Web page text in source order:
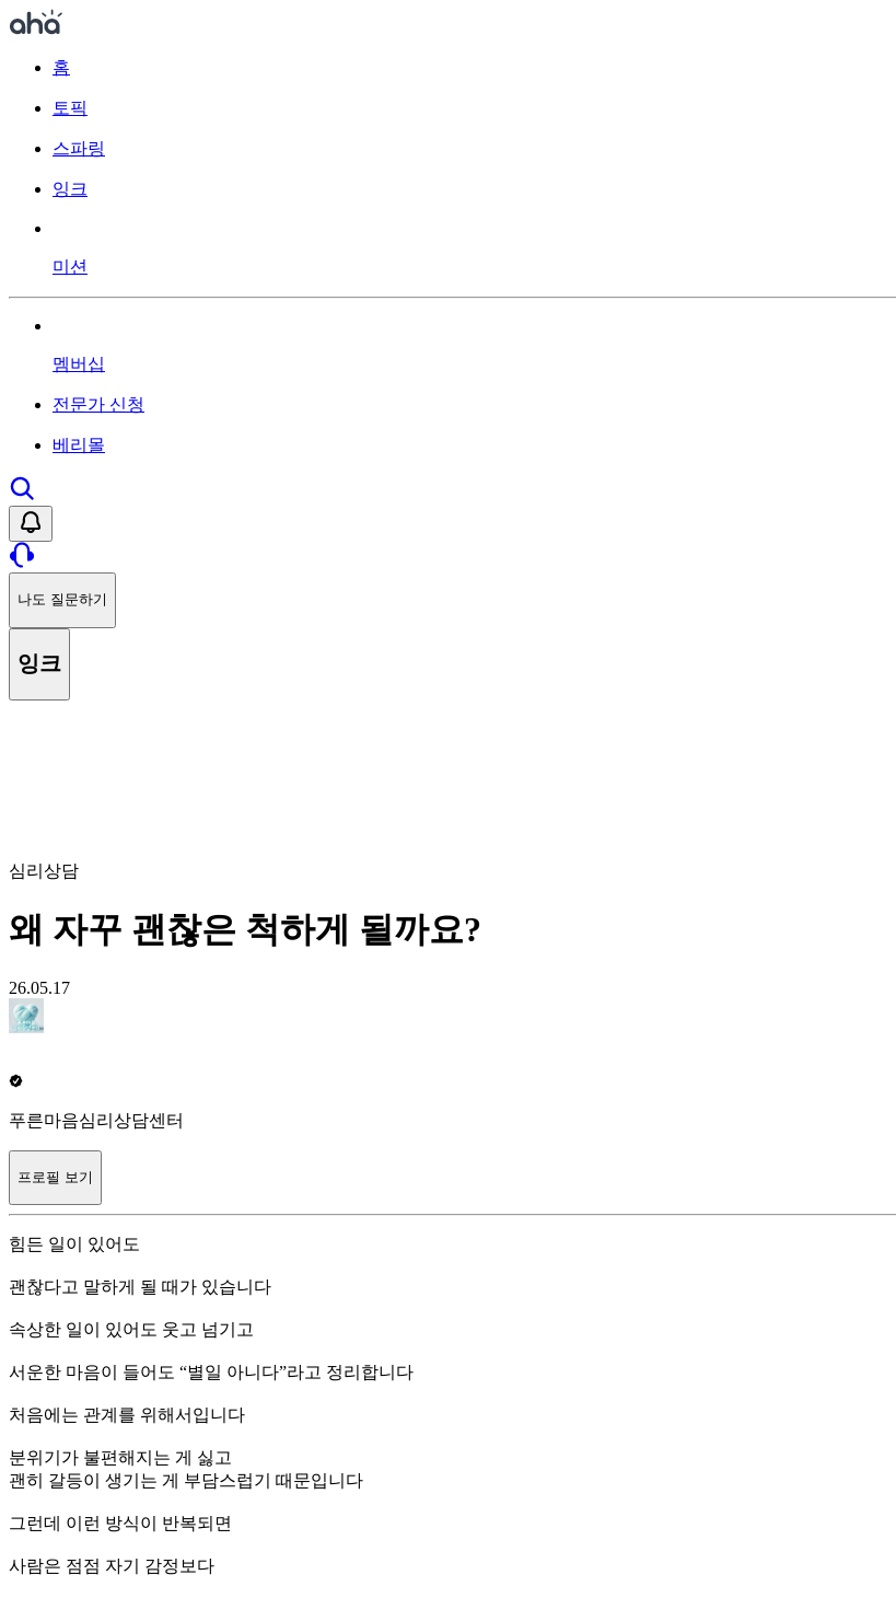
홈
토픽
스파링
잉크
미션
멤버십
전문가 신청
베리몰
나도 질문하기
잉크
심리상담
왜 자꾸 괜찮은 척하게 될까요?
26.05.17
푸른마음심리상담센터
프로필 보기
힘든 일이 있어도
괜찮다고 말하게 될 때가 있습니다
속상한 일이 있어도 웃고 넘기고
서운한 마음이 들어도 “별일 아니다”라고 정리합니다
처음에는 관계를 위해서입니다
분위기가 불편해지는 게 싫고
괜히 갈등이 생기는 게 부담스럽기 때문입니다
그런데 이런 방식이 반복되면
사람은 점점 자기 감정보다